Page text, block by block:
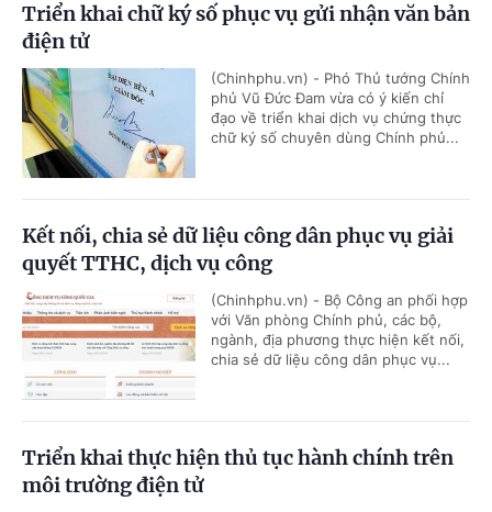
Triển khai chữ ký số phục vụ gửi nhận văn bản
điện tử
(Chinhphu.vn) - Phó Thủ tướng Chính
phủ Vũ Đức Đam vừa có ý kiến chỉ
đạo về triển khai dịch vụ chứng thực
chữ ký số chuyên dùng Chính phủ...
Kết nối, chia sẻ dữ liệu công dân phục vụ giải
quyết TTHC, dịch vụ công
(Chinhphu.vn) - Bộ Công an phối hợp
với Văn phòng Chính phủ, các bộ,
ngành, địa phương thực hiện kết nối,
chia sẻ dữ liệu công dân phục vụ...
Triển khai thực hiện thủ tục hành chính trên
môi trường điện tử